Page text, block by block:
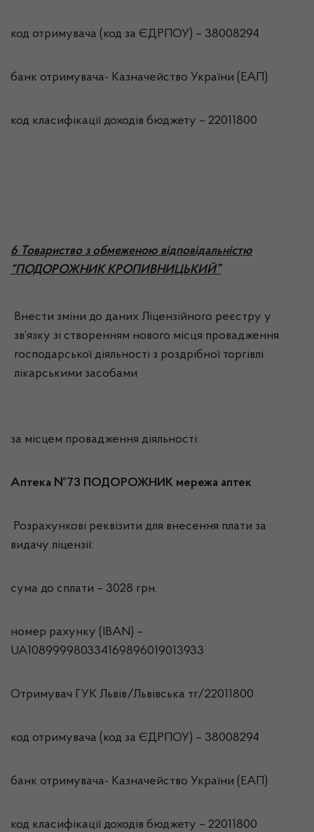
код отримувача (код за ЄДРПОУ) – 38008294
банк отримувача- Казначейство України (ЕАП)
код класифікації доходів бюджету – 22011800
6 Товариство з обмеженою відповідальністю
“ПОДОРОЖНИК КРОПИВНИЦЬКИЙ”
Внести зміни до даних Ліцензійного реєстру у
зв’язку зі створенням нового місця провадження
господарської діяльності з роздрібної торгівлі
лікарськими засобами
за місцем провадження діяльності:
Аптека №73 ПОДОРОЖНИК мережа аптек
Розрахункові реквізити для внесення плати за
видачу ліцензії:
сума до сплати – 3028 грн.
номер рахунку (IBAN) –
UA108999980334169896019013933
Отримувач ГУК Львiв/Львівська тг/22011800
код отримувача (код за ЄДРПОУ) – 38008294
банк отримувача- Казначейство України (ЕАП)
код класифікації доходів бюджету – 22011800